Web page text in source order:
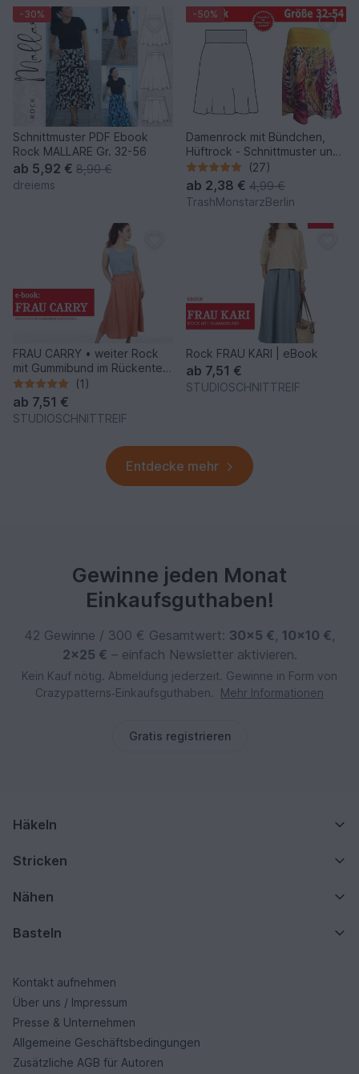
-30%
Schnittmuster PDF Ebook
Rock MALLARE Gr. 32-56
ab 5,92 € 8,90 €
dreiems
-50%
Damenrock mit Bündchen,
Hüftrock - Schnittmuster und
Nähanleitung(27)
ab 2,38 € 4,99 €
TrashMonstarzBerlin
FRAU CARRY • weiter Rock
mit Gummibund im Rückenteil,
e-book
(1)
ab 7,51 €
STUDIOSCHNITTREIF
Rock FRAU KARI | eBook
ab 7,51 €
STUDIOSCHNITTREIF
Entdecke mehr
Gewinne jeden Monat
Einkaufsguthaben!
42 Gewinne / 300 € Gesamtwert: 30×5 €, 10×10 €,
2×25 € – einfach Newsletter aktivieren.
Kein Kauf nötig. Abmeldung jederzeit. Gewinne in Form von
Crazypatterns‑Einkaufsguthaben.
Mehr Informationen
Gratis registrieren
Häkeln
Stricken
Nähen
Basteln
Kontakt aufnehmen
Über uns / Impressum
Presse & Unternehmen
Allgemeine Geschäftsbedingungen
Zusätzliche AGB für Autoren